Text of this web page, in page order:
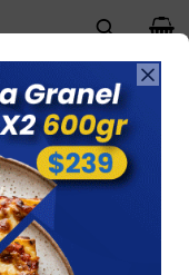

0